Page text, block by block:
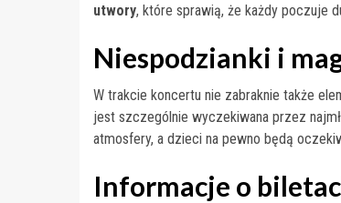
utwory, które sprawią, że każdy poczuje
Niespodzianki i
W trakcie koncertu nie zabraknie także
jest szczególnie wyczekiwana przez
atmosfery, a dzieci na pewno będą
Informacje o